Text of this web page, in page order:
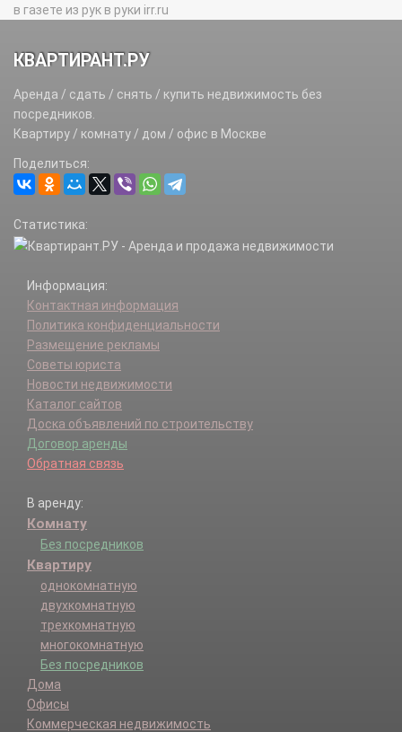
в газете из рук в руки irr.ru
КВАРТИРАНТ.РУ
Аренда / сдать / снять / купить недвижимость без
посредников.
Квартиру / комнату / дом / офис в Москве
Поделиться:
Статистика:
Информация:
Контактная информация
Политика конфиденциальности
Размещение рекламы
Советы юриста
Новости недвижимости
Каталог сайтов
Доска объявлений по строительству
Договор аренды
Обратная связь
В аренду:
Комнату
Без посредников
Квартиру
однокомнатную
двухкомнатную
трехкомнатную
многокомнатную
Без посредников
Дома
Офисы
Коммерческая недвижимость